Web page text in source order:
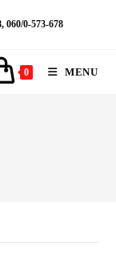
060/0-573-678
0 MENU